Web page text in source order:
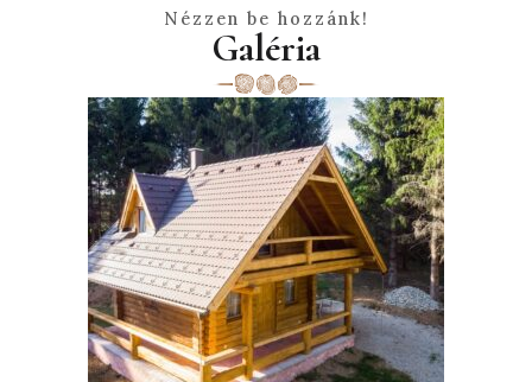
Nézzen be hozzánk!
Galéria